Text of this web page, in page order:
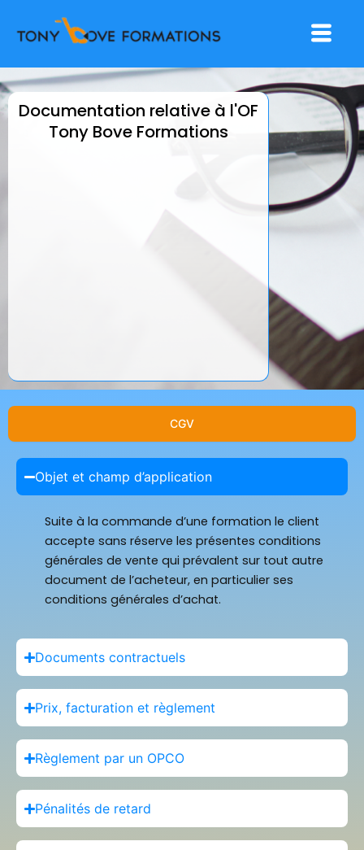
Menu
Documentation relative à l'OF
Tony Bove Formations
CGV
Objet et champ d’application
Suite à la commande d’une formation le client
accepte sans réserve les présentes conditions
générales de vente qui prévalent sur tout autre
document de l’acheteur, en particulier ses
conditions générales d’achat.
Documents contractuels
Prix, facturation et règlement
Règlement par un OPCO
Pénalités de retard